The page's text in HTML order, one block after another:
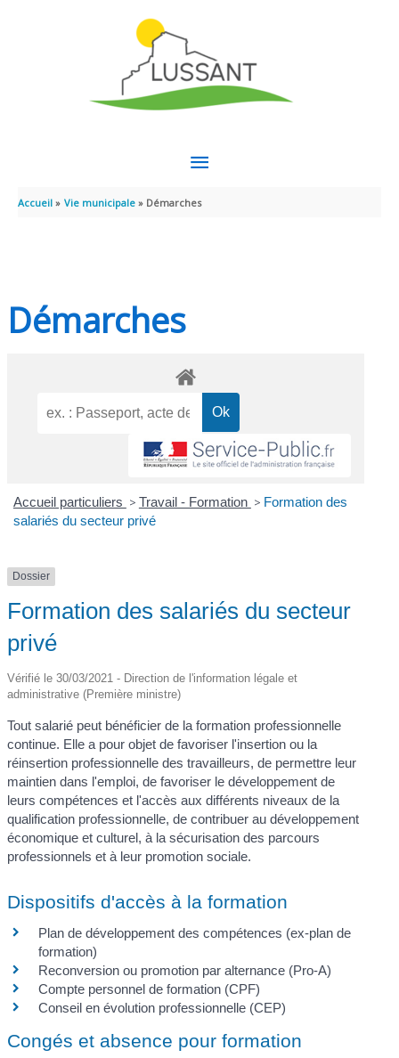
MENU
PRINCIPAL
Accueil Vie municipale Démarches
Démarches
Accueil particuliers > Travail - Formation > Formation des
salariés du secteur privé
Dossier
Formation des salariés du secteur
privé
Vérifié le 30/03/2021 - Direction de l'information légale et
administrative (Première ministre)
Tout salarié peut bénéficier de la formation professionnelle
continue. Elle a pour objet de favoriser l'insertion ou la
réinsertion professionnelle des travailleurs, de permettre leur
maintien dans l'emploi, de favoriser le développement de
leurs compétences et l'accès aux différents niveaux de la
qualification professionnelle, de contribuer au développement
économique et culturel, à la sécurisation des parcours
professionnels et à leur promotion sociale.
Dispositifs d'accès à la formation
Plan de développement des compétences (ex-plan de
formation)
Reconversion ou promotion par alternance (Pro-A)
Compte personnel de formation (CPF)
Conseil en évolution professionnelle (CEP)
Congés et absence pour formation